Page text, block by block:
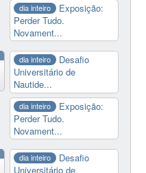
dia inteiro
Exposição:
Perder Tudo.
Novament...
dia inteiro
Desafio
Universitário de
Nautide...
dia inteiro
Exposição:
Perder Tudo.
Novament...
dia inteiro
Desafio
Universitário de